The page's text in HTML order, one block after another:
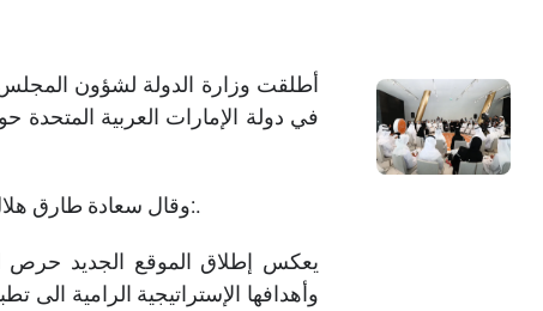
أطلقت وزارة الدولة لشؤون المجلس
في دولة الإمارات العربية المتحدة
وقال سعادة طارق هلال لوتاه وكيل وزارة الدولة لشؤون المجلس الوطني الاتحادي بخصوص المبادرة:.
وأهدافها الإستراتيجية الرامية